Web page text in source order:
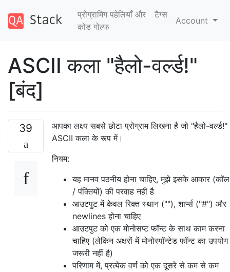
प्रोग्रामिंग पहेलियाँ और
कोड गोल्फ
टैग्‍स
Account
ASCII कला "हैलो-वर्ल्ड!"
[बंद]
39
आपका लक्ष्य सबसे छोटा प्रोग्राम लिखना है जो "हैलो-वर्ल्ड!"
ASCII कला के रूप में।
नियम:
यह मानव पठनीय होना चाहिए, मुझे इसके आकार (कॉल
/ पंक्तियों) की परवाह नहीं है
आउटपुट में केवल रिक्त स्थान (""), शार्प्स ("#") और
newlines होना चाहिए
आउटपुट को एक मोनोसप्‍ट फॉन्‍ट के साथ काम करना
चाहिए (लेकिन अक्षरों में मोनोस्‍पॉन्टेड फॉन्‍ट का उपयोग
जरूरी नहीं है)
परिणाम में, प्रत्येक वर्ण को एक दूसरे से कम से कम